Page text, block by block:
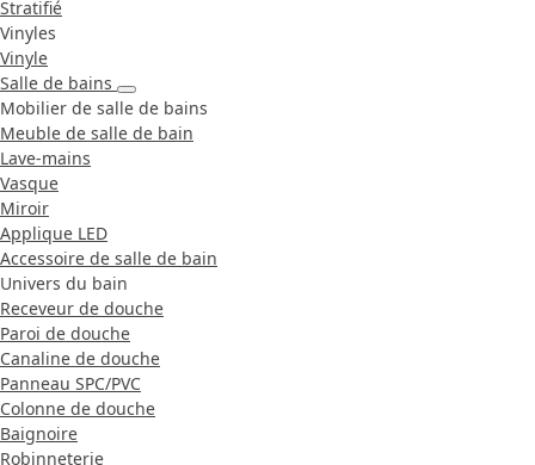
Stratifié
Vinyles
Vinyle
Salle de bains
Mobilier de salle de bains
Meuble de salle de bain
Lave-mains
Vasque
Miroir
Applique LED
Accessoire de salle de bain
Univers du bain
Receveur de douche
Paroi de douche
Canaline de douche
Panneau SPC/PVC
Colonne de douche
Baignoire
Robinneterie